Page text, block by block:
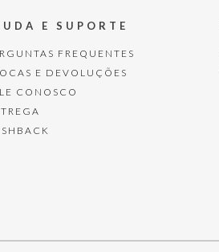
E SUPORTE
FREQUENTES
E DEVOLUÇÕES
CONOSCO